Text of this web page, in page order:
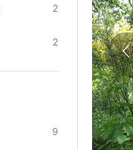
2
2
9